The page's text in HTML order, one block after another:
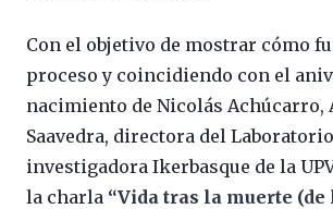
Con el objetivo de mostrar cómo
proceso y coincidiendo con el
nacimiento de Nicolás Achúcarro,
Saavedra, directora del
investigadora Ikerbasque de la
la charla “Vida tras la muerte (de